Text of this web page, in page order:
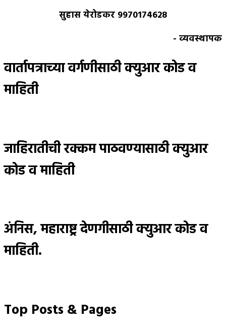
सुहास येरोडकर 9970174628
- व्यवस्थापक
वार्तापत्राच्या वर्गणीसाठी क्युआर कोड व
माहिती
जाहिरातीची रक्कम पाठवण्यासाठी क्युआर
कोड व माहिती
अंनिस, महाराष्ट्र देणगीसाठी क्युआर कोड व
माहिती.
Top Posts & Pages